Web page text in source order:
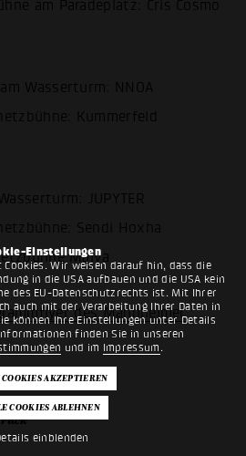
Einstellungen
Cookies. Wir weisen darauf hin, dass die
in die USA aufbauen und die USA kein
des EU-Datenschutzrechts ist. Mit Ihrer
auch mit der Verarbeitung Ihrer Daten in
können Ihre Einstellungen unter Details
finden Sie in unseren
und im Impressum .
einblenden
am Paradeplatz: Cris Cosmo
Wasserturm: NNOA
Kummerfeld
JUPYTER
Sendi Hoxha
Maiva
des Mannheimer